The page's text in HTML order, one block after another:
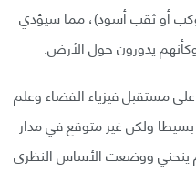
أو ثقب أسود)، مما سيؤدي
يدورون حول الأرض.
على مستقبل فيزياء الفضاء وعلم
ولكن غير متوقع في مدار
ينحني ووضعت الأساس النظري